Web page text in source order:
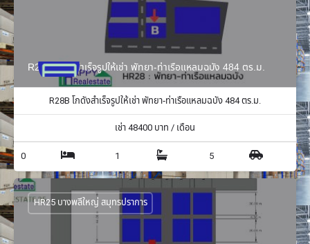
R28B โกดังสำเร็จรูปให้เช่า พัทยา-ท่าเรือแหลมฉบัง 484 ตร.ม.
R28B โกดังสำเร็จรูปให้เช่า พัทยา-ท่าเรือแหลมฉบัง 484 ตร.ม.
เช่า48400 บาท / เดือน
0 1 5
HR25 บางพลีใหญ่ สมุทรปราการ